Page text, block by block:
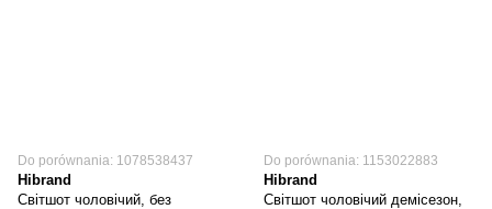
Do porównania: 1078538437
Hibrand
Світшот чоловічий, без
Do porównania: 1153022883
Hibrand
Світшот чоловічий демісезон,